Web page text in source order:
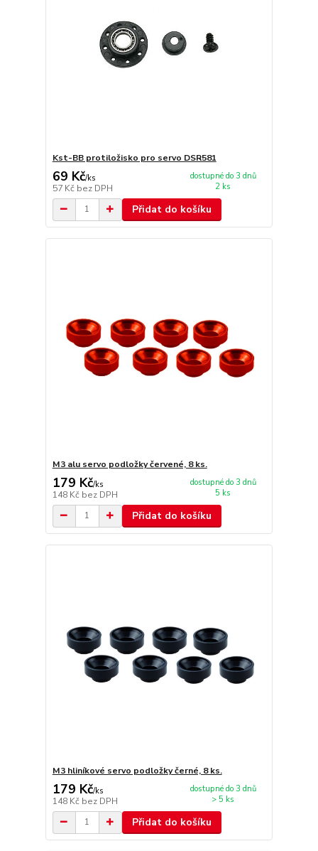
Kst-BB protiložisko pro servo DSR581
69 Kč/ks
57 Kč bez DPH
dostupné do 3 dnů
2 ks
Přidat do košíku
M3 alu servo podložky červené, 8 ks.
179 Kč/ks
148 Kč bez DPH
dostupné do 3 dnů
5 ks
Přidat do košíku
M3 hliníkové servo podložky černé, 8 ks.
179 Kč/ks
148 Kč bez DPH
dostupné do 3 dnů
> 5 ks
Přidat do košíku